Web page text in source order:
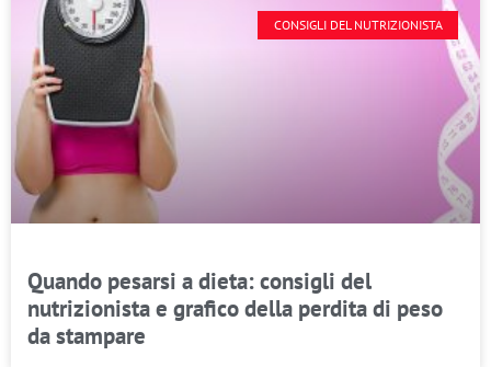
CONSIGLI DEL NUTRIZIONISTA
Quando pesarsi a dieta: consigli del
nutrizionista e grafico della perdita di peso
da stampare